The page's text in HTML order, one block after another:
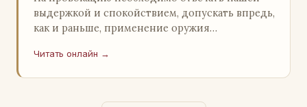
выдержкой и спокойствием, допускать впредь,
как и раньше, применение оружия
самообороны о…
Читать онлайн →